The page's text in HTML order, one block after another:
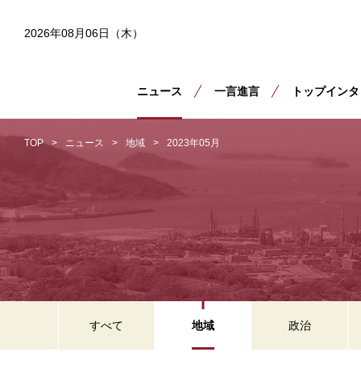
2026年08月06日（木）
ニュース 一言進言 トップイン
TOP ニュース 地域 2023年05月
すべて 地域 政治